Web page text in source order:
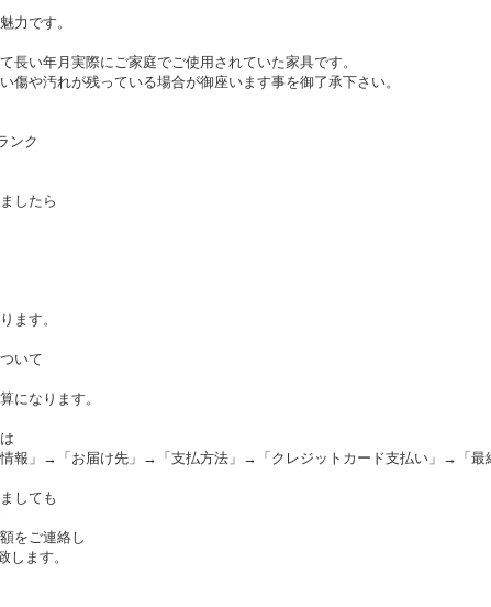
力です。
長い年月実際にご家庭でご使用されていた家具です。
傷や汚れが残っている場合が御座います事を御了承下さい。
ンク
したら
ます。
いて
になります。
報」→「お届け先」→「支払方法」→「クレジットカード支払い」→「最
しても
をご連絡し
します。